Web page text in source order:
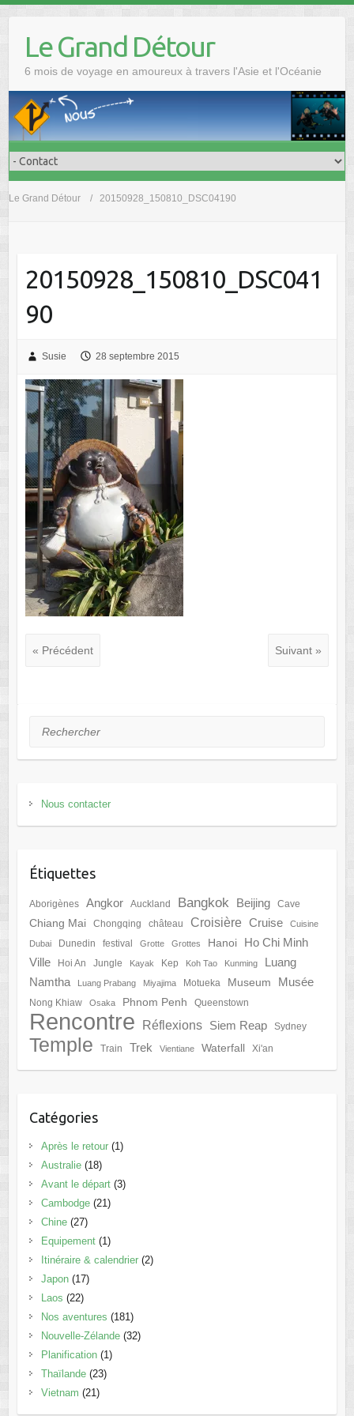
Le Grand Détour
6 mois de voyage en amoureux à travers l'Asie et l'Océanie
Le Grand Détour 20150928_150810_DSC04190
20150928_150810_DSC041
90
Susie 28 septembre 2015
« Précédent Suivant »
Rechercher
Nous contacter
Étiquettes
Aborigènes Angkor Auckland Bangkok Beijing Cave
Chiang Mai Chongqing château Croisière Cruise Cuisine
Dubai Dunedin festival Grotte Grottes Hanoi
Ho Chi Minh
Ville
Hoi An Jungle Kayak Kep Koh Tao Kunming
Luang
Namtha
Luang Prabang Miyajima Motueka Museum Musée
Nong Khiaw Osaka Phnom Penh Queenstown
Rencontre Réflexions Siem Reap Sydney
Temple Train Trek Vientiane Waterfall Xi'an
Catégories
Après le retour(1)
Australie(18)
Avant le départ(3)
Cambodge(21)
Chine(27)
Equipement(1)
Itinéraire & calendrier(2)
Japon(17)
Laos (22)
Nos aventures (181)
Nouvelle-Zélande(32)
Planification(1)
Thaïlande(23)
Vietnam (21)